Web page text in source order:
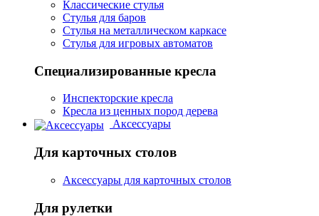
Классические стулья
Стулья для баров
Стулья на металлическом каркасе
Стулья для игровых автоматов
Специализированные кресла
Инспекторские кресла
Кресла из ценных пород дерева
Аксессуары
Для карточных столов
Аксессуары для карточных столов
Для рулетки